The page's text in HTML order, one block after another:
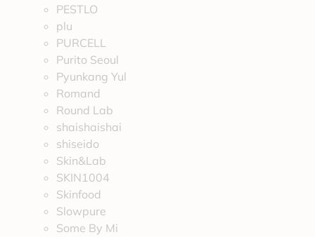
PESTLO
plu
PURCELL
Purito Seoul
Pyunkang Yul
Romand
Round Lab
shaishaishai
shiseido
Skin&Lab
SKIN1004
Skinfood
Slowpure
Some By Mi